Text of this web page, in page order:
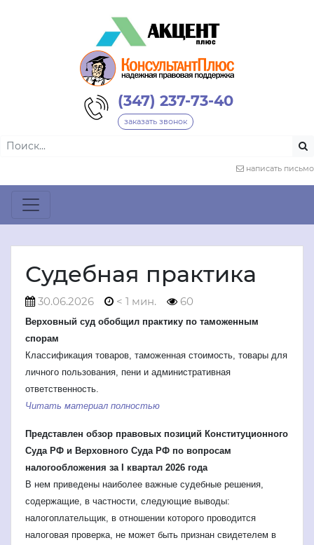
(347) 237-73-40
заказать звонок
написать письмо
Судебная практика
30.06.2026 < 1 мин. 60
Верховный суд обобщил практику по таможенным
спорам
Классификация товаров, таможенная стоимость, товары для
личного пользования, пени и административная
ответственность.
Читать материал полностью
Представлен обзор правовых позиций Конституционного
Суда РФ и Верховного Суда РФ по вопросам
налогообложения за I квартал 2026 года
В нем приведены наиболее важные судебные решения,
содержащие, в частности, следующие выводы:
налогоплательщик, в отношении которого проводится
налоговая проверка, не может быть признан свидетелем в